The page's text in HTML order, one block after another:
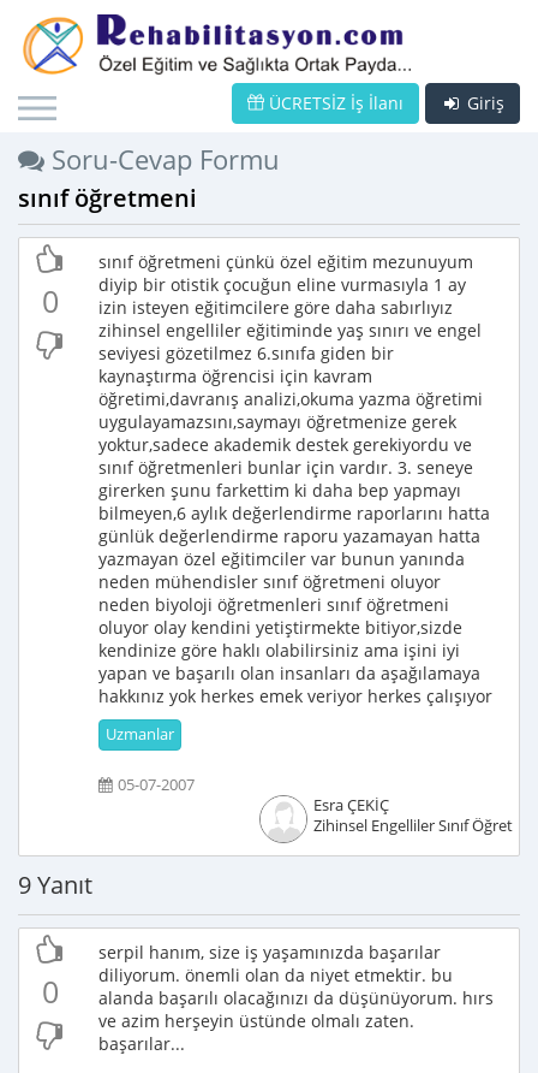
Giriş
ÜCRETSİZ İş İlanı
Soru-Cevap Formu
sınıf öğretmeni
0
sınıf öğretmeni çünkü özel eğitim mezunuyum
diyip bir otistik çocuğun eline vurmasıyla 1 ay
izin isteyen eğitimcilere göre daha sabırlıyız
zihinsel engelliler eğitiminde yaş sınırı ve engel
seviyesi gözetilmez 6.sınıfa giden bir
kaynaştırma öğrencisi için kavram
öğretimi,davranış analizi,okuma yazma öğretimi
uygulayamazsını,saymayı öğretmenize gerek
yoktur,sadece akademik destek gerekiyordu ve
sınıf öğretmenleri bunlar için vardır. 3. seneye
girerken şunu farkettim ki daha bep yapmayı
bilmeyen,6 aylık değerlendirme raporlarını hatta
günlük değerlendirme raporu yazamayan hatta
yazmayan özel eğitimciler var bunun yanında
neden mühendisler sınıf öğretmeni oluyor
neden biyoloji öğretmenleri sınıf öğretmeni
oluyor olay kendini yetiştirmekte bitiyor,sizde
kendinize göre haklı olabilirsiniz ama işini iyi
yapan ve başarılı olan insanları da aşağılamaya
hakkınız yok herkes emek veriyor herkes çalışıyor
Uzmanlar
05-07-2007
Esra ÇEKİÇ
Zihinsel Engelliler Sınıf
9 Yanıt
0
serpil hanım, size iş yaşamınızda başarılar
diliyorum. önemli olan da niyet etmektir. bu
alanda başarılı olacağınızı da düşünüyorum. hırs
ve azim herşeyin üstünde olmalı zaten.
başarılar...